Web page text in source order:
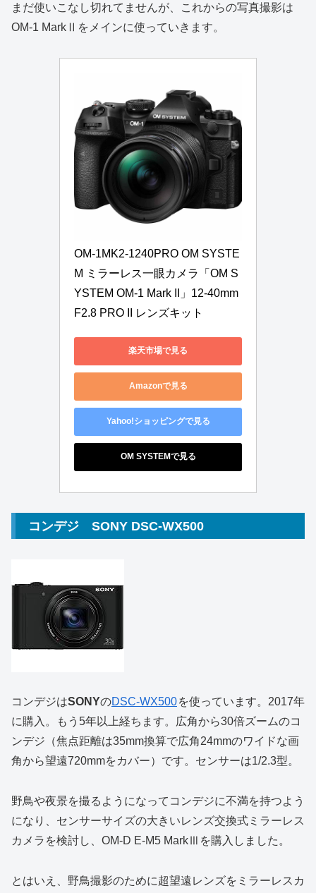
まだ使いこなし切れてませんが、これからの写真撮影は
OM-1 MarkⅡをメインに使っていきます。
OM-1MK2-1240PRO OM SYSTE
M ミラーレス一眼カメラ「OM S
YSTEM OM-1 Mark II」12-40mm
F2.8 PRO II レンズキット
楽天市場で見る
Amazonで見る
Yahoo!ショッピングで見る
OM SYSTEMで見る
コンデジ SONY DSC-WX500
コンデジはSONYのDSC-WX500を使っています。2017年
に購入。もう5年以上経ちます。広角から30倍ズームのコ
ンデジ（焦点距離は35mm換算で広角24mmのワイドな画
角から望遠720mmをカバー）です。センサーは1/2.3型。
野鳥や夜景を撮るようになってコンデジに不満を持つよう
になり、センサーサイズの大きいレンズ交換式ミラーレス
カメラを検討し、OM-D E-M5 MarkⅢを購入しました。
とはいえ、野鳥撮影のために超望遠レンズをミラーレスカ